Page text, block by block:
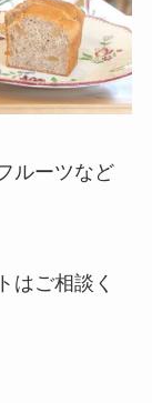
ルーツなど
はご相談く